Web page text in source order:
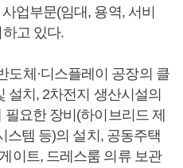
업부문(임대, 용역, 서비
고 있다.
도체·디스플레이 공장의 클
설치, 2차전지 생산시설의
요한 장비(하이브리드 제
스템 등)의 설치, 공동주택
이트, 드레스룸 의류 보관